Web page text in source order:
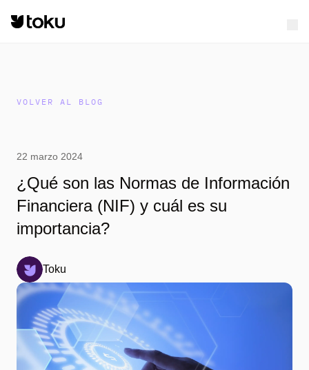
VOLVER AL BLOG
22 marzo 2024
¿Qué son las Normas de Información
Financiera (NIF) y cuál es su
importancia?
Toku